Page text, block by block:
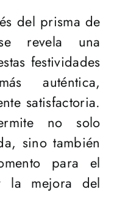
del prisma de
revela una
festividades
auténtica,
satisfactoria.
no solo
sino también
para el
la mejora del